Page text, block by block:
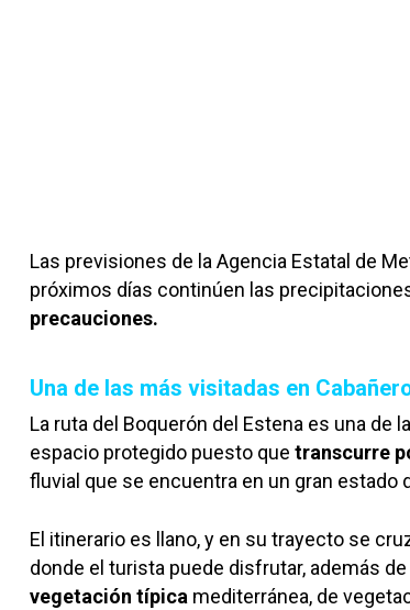
Las previsiones de la Agencia Estatal de
próximos días continúen las
precauciones.
Una de las más visitadas en
La ruta del Boquerón del Estena es una de
espacio protegido puesto que transcurre
fluvial que se encuentra en un gran estado
El itinerario es llano, y en su trayecto se
donde el turista puede disfrutar, además de
vegetación típica mediterránea, de